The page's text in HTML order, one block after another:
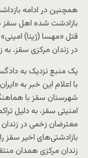
بازادشت‌ شده اهل سقز
قتل «مهسا (ژینا)
در زندان مرکزی سقز،
با اعلام این خبر به
شهرستان سقز با
امنیتی سقز، به دلیل
بازادشتی‌های اخیر سقز
زندان مرکزی همدان